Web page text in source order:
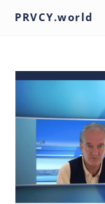
PRVCY.world